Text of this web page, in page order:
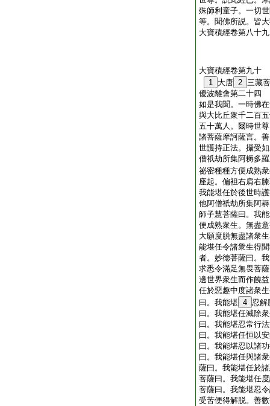
殊師利童子。一切
等。聞佛所説。皆
大寶積經卷第八十九
大寶積經卷第九十
1 大唐 2 三藏
優波離會第二十四
如是我聞。一時佛
與大比丘衆千二百
五十萬人。爾時世
諸菩薩摩訶薩言。
世護持正法。攝受
僧祇劫所集阿耨多
祕密種種方便成熟
座起。偏袒右肩右
我能堪任於後世時
他阿僧祇劫所集阿
師子慧菩薩曰。我
便成熟衆生。無盡
大願度脱無盡諸衆
能堪任令諸衆生得
者。妙徳菩薩曰。
求悉令滿足無畏菩
邊世界衆生而作饒
任於惡趣中度諸衆
曰。我能堪 4 忍解
曰。我能堪任滅除
曰。我能堪忍常行
曰。我能堪任恒以
曰。我能堪忍以諸
曰。我能堪任與諸
薩曰。我能堪任於
菩薩曰。我能堪任
菩薩曰。我能堪忍
受苦便得解脱。善